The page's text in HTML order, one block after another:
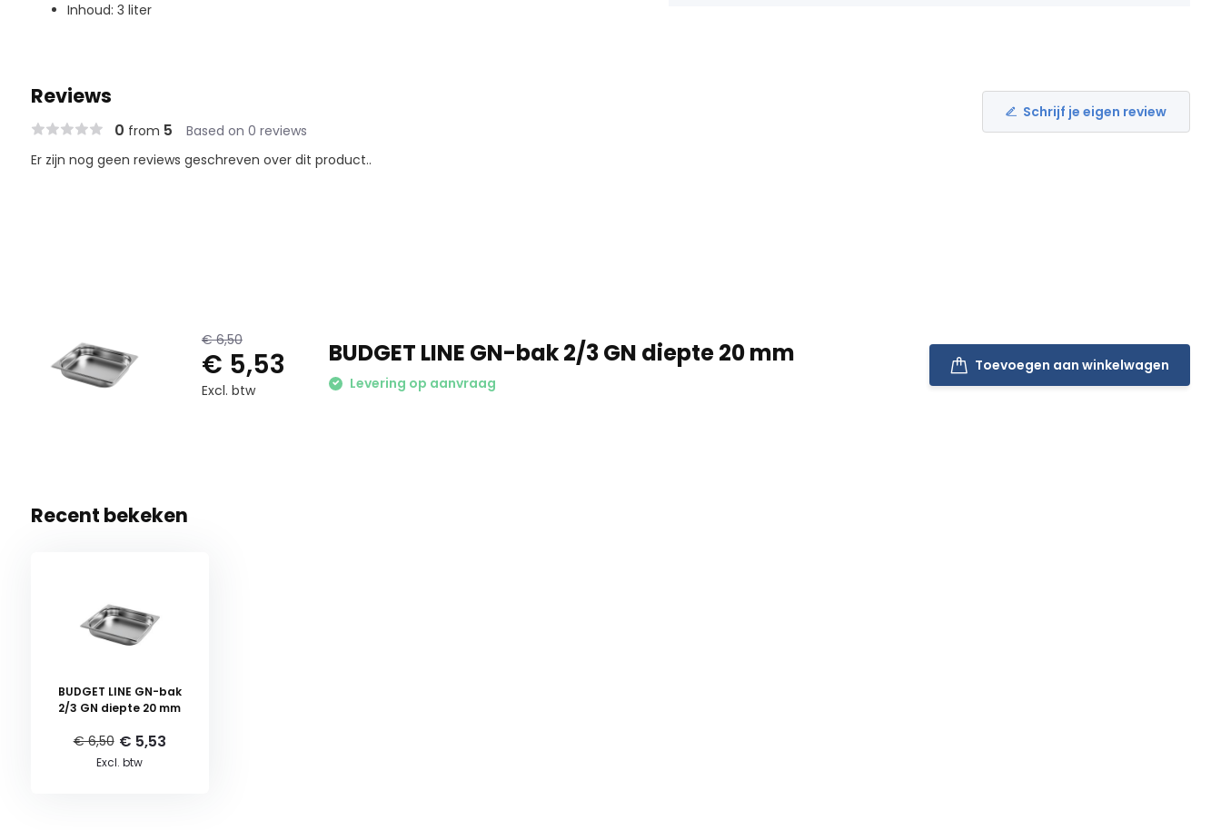
Inhoud: 3 liter
Reviews
0 from 5 Based on 0 reviews
Schrijf je eigen review
Er zijn nog geen reviews geschreven over dit product..
€ 6,50
€ 5,53
Excl. btw
BUDGET LINE GN-bak 2/3 GN diepte 20 mm
Levering op aanvraag
Toevoegen aan winkelwagen
Recent bekeken
BUDGET LINE GN-bak
2/3 GN diepte 20 mm
€ 6,50 € 5,53
Excl. btw